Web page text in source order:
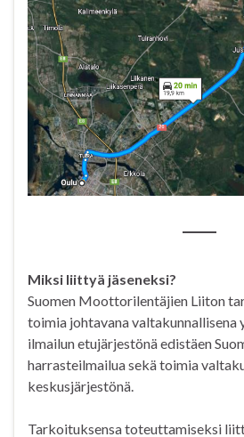
Miksi liittyä jäseneksi?
Suomen Moottorilentäjien Liiton
toimia johtavana valtakunnallisena
ilmailun etujärjestönä edistäen
harrasteilmailua sekä toimia
keskusjärjestönä.
Tarkoituksensa toteuttamiseksi